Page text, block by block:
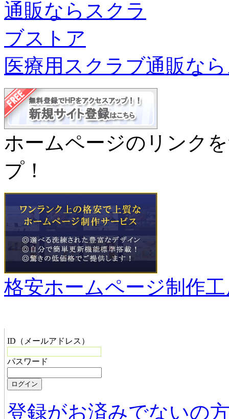
医療用スクラブ通販な
ホームページのリンク
プ！
格安ホームページ制作
ID（メールアドレス）
パスワード
登録がお済みでないの